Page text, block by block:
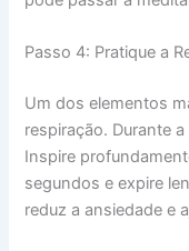
Passo 4: Pratique a
Um dos elementos
respiração. Durante
Inspire
segundos e expire
reduz a ansiedade e